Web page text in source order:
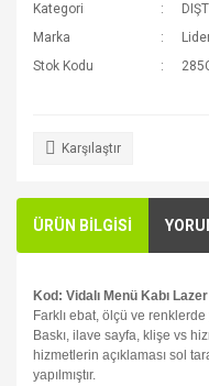
Kategori
Marka
Stok Kodu
Karşılaştır
ÜRÜN BİLGİSİ
Kod: Vidalı Menü Kabı Lazer
Farklı ebat, ölçü ve
Baskı, ilave sayfa, klişe vs
hizmetlerin açıklaması sol
yapılmıştır.